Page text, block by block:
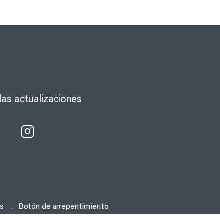
actualizaciones
Botón de arrepentimiento